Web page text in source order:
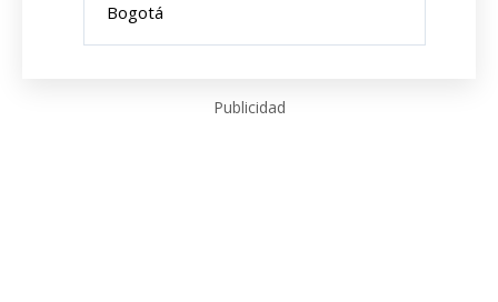
Bogotá
Publicidad